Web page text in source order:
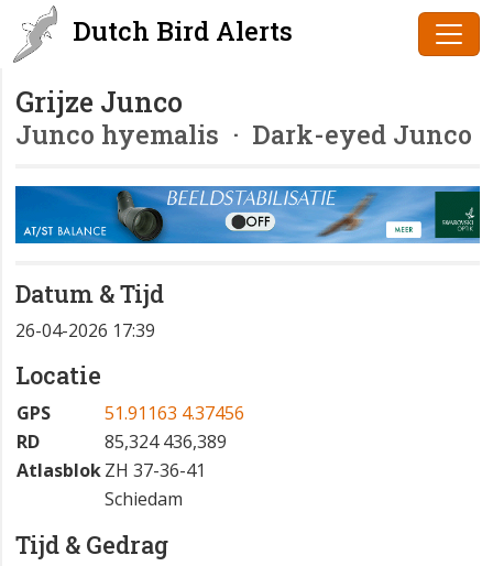
Dutch Bird Alerts
Grijze Junco
Junco hyemalis · Dark-eyed Junco
Datum & Tijd
26-04-2026 17:39
Locatie
GPS
51.91163 4.37456
RD
85,324 436,389
AtlasblokZH 37-36-41
Schiedam
Tijd & Gedrag